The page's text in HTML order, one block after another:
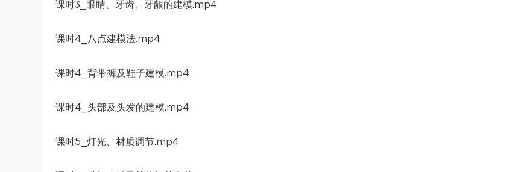
课时3_眼睛、牙齿、牙龈的建模.mp4
课时4_八点建模法.mp4
课时4_背带裤及鞋子建模.mp4
课时4_头部及头发的建模.mp4
课时5_灯光、材质调节.mp4